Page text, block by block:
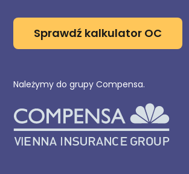
Sprawdź kalkulator OC
Należymy do grupy Compensa.